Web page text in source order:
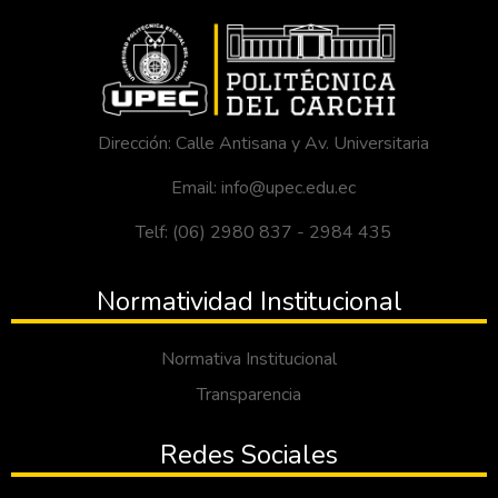
Dirección: Calle Antisana y Av. Universitaria
Email: info@upec.edu.ec
Telf: (06) 2980 837 - 2984 435
Normatividad Institucional
Normativa Institucional
Transparencia
Redes Sociales